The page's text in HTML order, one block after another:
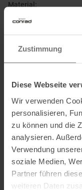
Zustimmung
Diese Webseite
Wir verwenden
personalisieren,
zu können und die
analysieren.
Verwendung
soziale Medien,
Partner führen
weiteren Daten
Material:
• Obermaterial: Öko-
• Fussbett: Dolomite
• Aussensohle:
Informationen zu EU
Name des Herstellers:
Postanschrift des
del Montello (TV), Italy
Elektronische